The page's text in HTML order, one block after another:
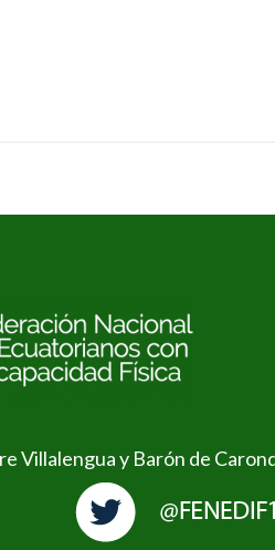
Villalengua y Barón de